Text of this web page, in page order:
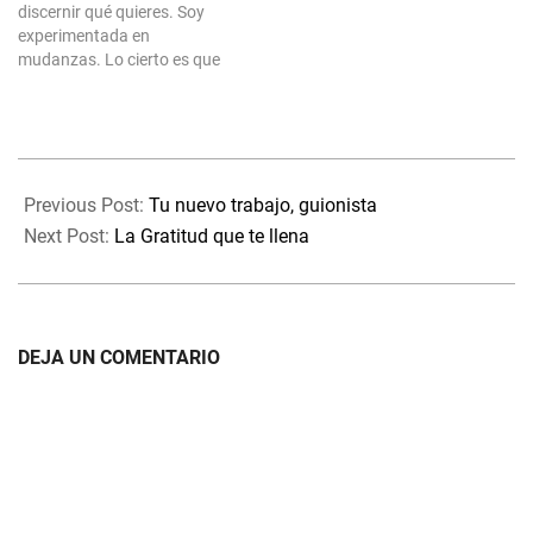
discernir qué quieres. Soy
experimentada en
mudanzas. Lo cierto es que
y como aún no está clara mi
nuevamente…
02-
06
Previous Post: Tu nuevo trabajo, guionista
Next Post: La Gratitud que te llena
DEJA UN COMENTARIO